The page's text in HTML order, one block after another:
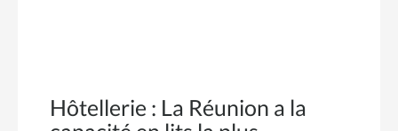
Hôtellerie : La Réunion a la